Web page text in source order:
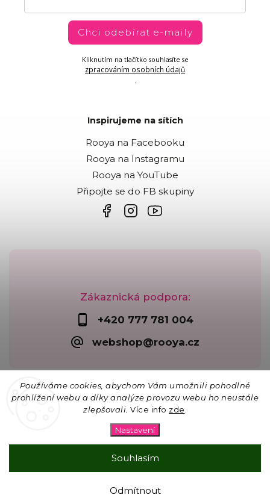
Používáme cookies, abychom Vám umožnili pohodlné
prohlížení webu a díky analýze provozu webu ho neustále
zlepšovali. Více info zde
Nastavení
Odmítnout
Souhlasím
☀ 15% SLEVA na vše na lapače slunce s kódem
Zákaznická podpora:
+420 777 781 004
webshop@rooya.cz
Chci odebírat e-maily
Kliknutím na tlačítko souhlasíte se
zpracováním osobních údajů
.
Inspirujeme na sítích
Rooya na Facebooku
Rooya na Instagramu
Rooya na YouTube
Připojte se do FB skupiny
vyhrazena.
Upravit nastavení cookies
Shoptet | Design